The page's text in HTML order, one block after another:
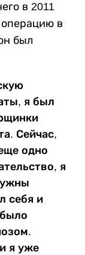
в 2011
в
был
я был
Сейчас,
одно
я
себя и
я уже